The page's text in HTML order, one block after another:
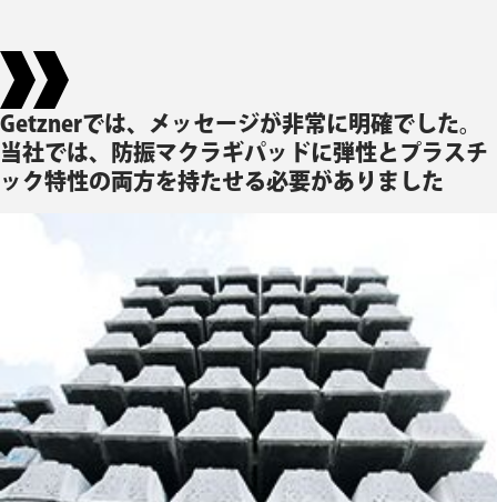
Getznerでは、メッセージが非常に明確でした。
当社では、防振マクラギパッドに弾性とプラスチ
ック特性の両方を持たせる必要がありました